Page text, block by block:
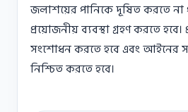
জলাশয়ের পানিকে দূষিত করতে না
প্রয়োজনীয় ব্যবস্থা গ্রহণ করতে
সংশোধন করতে হবে এবং আইনের
নিশ্চিত করতে হবে।